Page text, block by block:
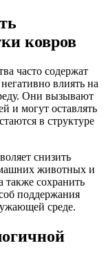
ковров
часто содержат
влиять на
Они вызывают
и могут оставлять
в структуре
снизить
животных и
также сохранить
поддержания
среде.